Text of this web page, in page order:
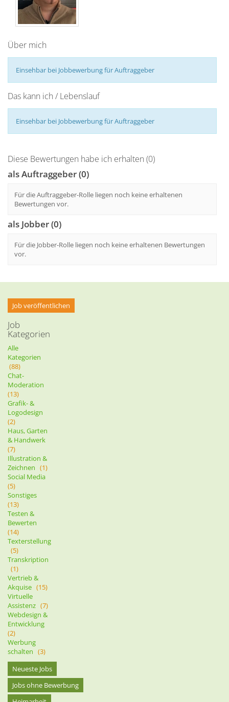
Über mich
Einsehbar bei Jobbewerbung für Auftraggeber
Das kann ich / Lebenslauf
Einsehbar bei Jobbewerbung für Auftraggeber
Diese Bewertungen habe ich erhalten (0)
als Auftraggeber (0)
Für die Auftraggeber-Rolle liegen noch keine erhaltenen
Bewertungen vor.
als Jobber (0)
Für die Jobber-Rolle liegen noch keine erhaltenen Bewertungen
vor.
Job veröffentlichen
Job
Kategorien
Alle
Kategorien
(88)
Chat-
Moderation
(13)
Grafik- &
Logodesign
(2)
Haus, Garten
& Handwerk
(7)
Illustration &
Zeichnen (1)
Social Media
(5)
Sonstiges
(13)
Testen &
Bewerten
(14)
Texterstellung
(5)
Transkription
(1)
Vertrieb &
Akquise (15)
Virtuelle
Assistenz (7)
Webdesign &
Entwicklung
(2)
Werbung
schalten (3)
Neueste Jobs
Jobs ohne Bewerbung